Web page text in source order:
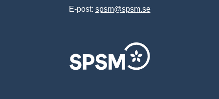
E-post: spsm@spsm.se